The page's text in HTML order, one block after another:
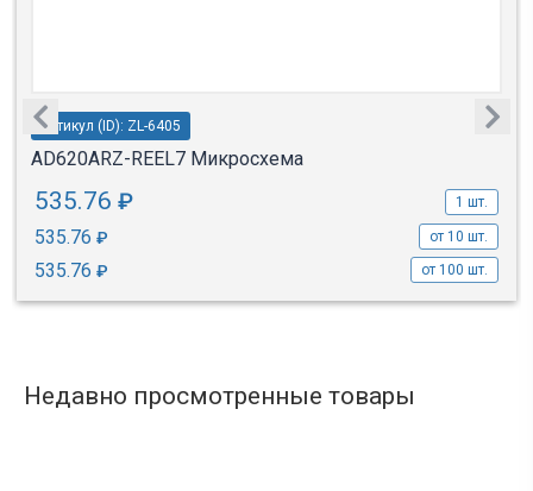
Артикул (ID): ZL-6405
AD620ARZ-REEL7 Микросхема
535.76 ₽ 1 шт.
535.76 ₽ от 10 шт.
535.76 ₽ от 100 шт.
Недавно просмотренные товары